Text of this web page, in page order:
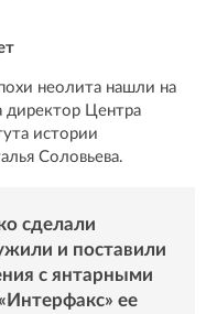
неолита нашли на
директор Центра
истории
Соловьева.
сделали
и поставили
с янтарными
Интерфакс» ее